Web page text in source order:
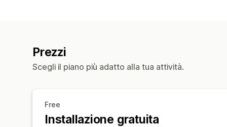
Prezzi
Scegli il piano più adatto alla tua attività.
Free
Installazione gratuita